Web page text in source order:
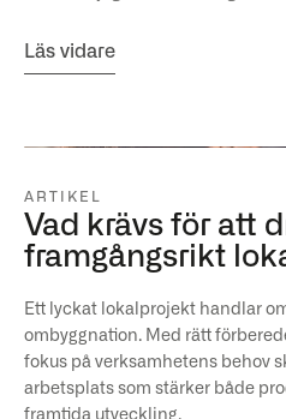
Läs vidare
ARTIKEL
Vad krävs för att
framgångsrikt
Ett lyckat lokalprojekt handlar
ombyggnation. Med rätt
fokus på verksamhetens behov
arbetsplats som stärker både
framtida utveckling.